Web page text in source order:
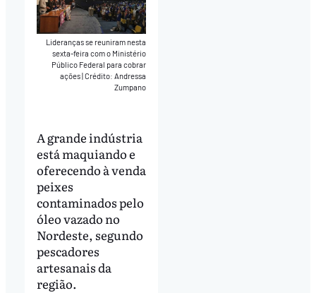
Lideranças se reuniram nesta
sexta-feira com o Ministério
Público Federal para cobrar
ações Crédito: Andressa
Zumpano
A grande indústria
está maquiando e
oferecendo à venda
peixes
contaminados pelo
óleo vazado no
Nordeste, segundo
pescadores
artesanais da
região.